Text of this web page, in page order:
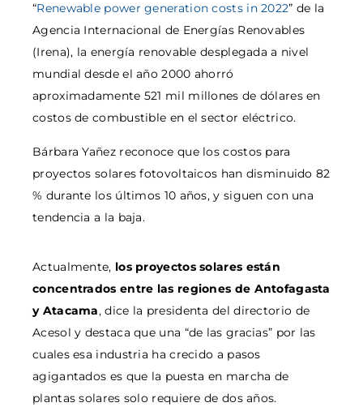
“Renewable power generation costs in 2022” de la
Agencia Internacional de Energías Renovables
(Irena), la energía renovable desplegada a nivel
mundial desde el año 2000 ahorró
aproximadamente 521 mil millones de dólares en
costos de combustible en el sector eléctrico.
Bárbara Yañez reconoce que los costos para
proyectos solares fotovoltaicos han disminuido 82
% durante los últimos 10 años, y siguen con una
tendencia a la baja.
Actualmente, los proyectos solares están
concentrados entre las regiones de Antofagasta
y Atacama, dice la presidenta del directorio de
Acesol y destaca que una “de las gracias” por las
cuales esa industria ha crecido a pasos
agigantados es que la puesta en marcha de
plantas solares solo requiere de dos años.